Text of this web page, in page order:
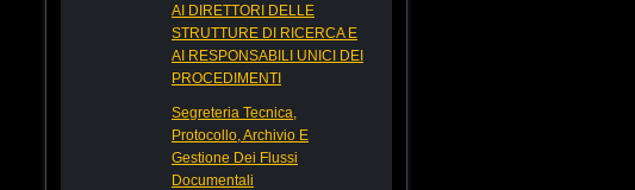
AI DIRETTORI DELLE
STRUTTURE DI RICERCA E
AI RESPONSABILI UNICI DEI
PROCEDIMENTI
Segreteria Tecnica,
Protocollo, Archivio E
Gestione Dei Flussi
Documentali